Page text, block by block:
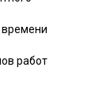
работ